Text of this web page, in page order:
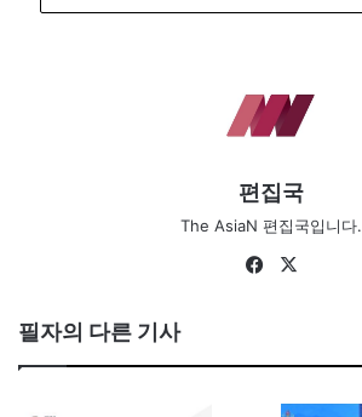
편집국
The AsiaN 편집국입니다.
Fa
필자의 다른 기사